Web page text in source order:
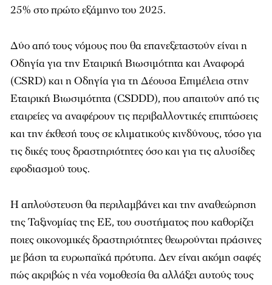
25% στο πρώτο εξάμηνο του 2025.
Δύο από τους νόμους που θα επανεξεταστούν είναι η
Οδηγία για την Εταιρική Βιωσιμότητα και Αναφορά
(CSRD) και η Οδηγία για τη Δέουσα Επιμέλεια στην
Εταιρική Βιωσιμότητα (CSDDD), που απαιτούν από τις
εταιρείες να αναφέρουν τις περιβαλλοντικές επιπτώσεις
και την έκθεσή τους σε κλιματικούς κινδύνους, τόσο για
τις δικές τους δραστηριότητες όσο και για τις αλυσίδες
εφοδιασμού τους.
Η απλούστευση θα περιλαμβάνει και την αναθεώρηση
της Ταξινομίας της ΕΕ, του συστήματος που καθορίζει
ποιες οικονομικές δραστηριότητες θεωρούνται πράσινες
με βάση τα ευρωπαϊκά πρότυπα. Δεν είναι ακόμη σαφές
πώς ακριβώς η νέα νομοθεσία θα αλλάξει αυτούς τους